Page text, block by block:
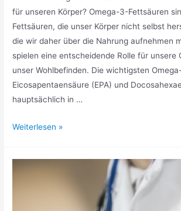
für unseren Körper? Omega-3-Fettsäuren
Fettsäuren, die unser Körper nicht selbst
die wir daher über die Nahrung aufnehmen
spielen eine entscheidende Rolle für unsere
unser Wohlbefinden. Die wichtigsten
Eicosapentaensäure (EPA) und
hauptsächlich in …
Omega-
Weiterlesen »